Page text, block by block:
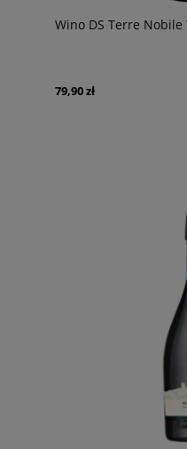
Wino DS Terre Nobile
79,90 zł